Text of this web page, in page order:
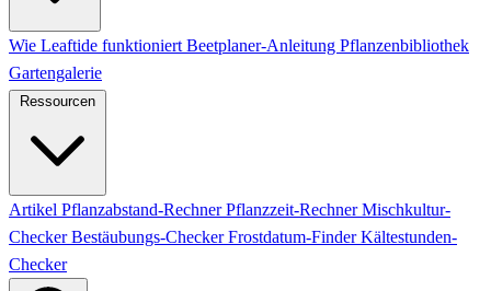
Wie Leaftide funktioniert Beetplaner-Anleitung Pflanzenbibliothek
Gartengalerie
Ressourcen
Artikel Pflanzabstand-RechnerPflanzzeit-RechnerMischkultur-
CheckerBestäubungs-CheckerFrostdatum-FinderKältestunden-
Checker